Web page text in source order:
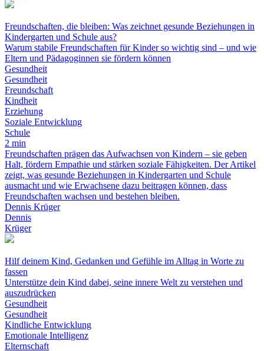
Freundschaften, die bleiben: Was zeichnet gesunde Beziehungen in
Kindergarten und Schule aus?
Warum stabile Freundschaften für Kinder so wichtig sind – und wie
Eltern und Pädagoginnen sie fördern können
Gesundheit
Gesundheit
Freundschaft
Kindheit
Erziehung
Soziale Entwicklung
Schule
2 min
Freundschaften prägen das Aufwachsen von Kindern – sie geben
Halt, fördern Empathie und stärken soziale Fähigkeiten. Der Artikel
zeigt, was gesunde Beziehungen in Kindergarten und Schule
ausmacht und wie Erwachsene dazu beitragen können, dass
Freundschaften wachsen und bestehen bleiben.
Dennis Krüger
Dennis
Krüger
Hilf deinem Kind, Gedanken und Gefühle im Alltag in Worte zu
fassen
Unterstütze dein Kind dabei, seine innere Welt zu verstehen und
auszudrücken
Gesundheit
Gesundheit
Kindliche Entwicklung
Emotionale Intelligenz
Elternschaft